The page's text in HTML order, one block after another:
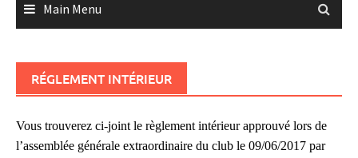
Main Menu
RÉGLEMENT INTÉRIEUR
Vous trouverez ci-joint le règlement intérieur approuvé lors de
l’assemblée générale extraordinaire du club le 09/06/2017 par